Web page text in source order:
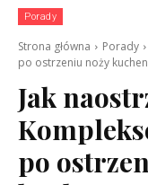
Porady
Strona główna Porady
po ostrzeniu noży
Jak
po